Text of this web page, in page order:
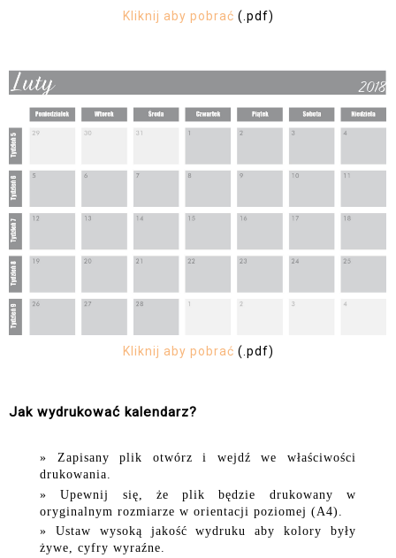
Kliknij aby pobrać (.pdf)
Kliknij aby pobrać (.pdf)
Jak wydrukować kalendarz?
Zapisany plik otwórz i wejdź we właściwości
drukowania.
Upewnij się, że plik będzie drukowany w
oryginalnym rozmiarze w orientacji poziomej (A4).
Ustaw wysoką jakość wydruku aby kolory były
żywe, cyfry wyraźne.